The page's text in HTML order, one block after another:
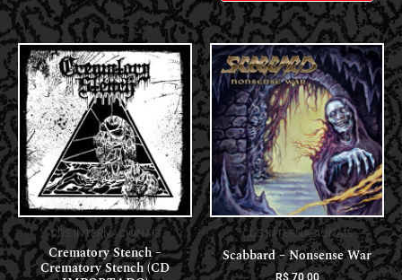
CDS INTERNACIONAIS
Crematory Stench –
Crematory Stench (CD
CDS INTERNACIONAIS
Scabbard – Nonsense War
R$70,00